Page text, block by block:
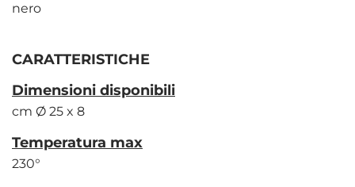
nero
CARATTERISTICHE
Dimensioni disponibili
cm Ø 25 x 8
Temperatura max
230°